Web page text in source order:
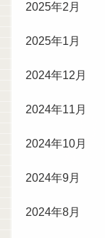
2025年2月
2025年1月
2024年12月
2024年11月
2024年10月
2024年9月
2024年8月